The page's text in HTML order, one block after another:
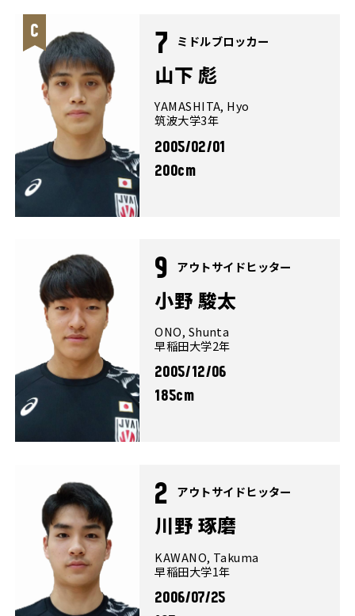
7 ミドルブロッカー
山下 彪
YAMASHITA, Hyo
筑波大学3年
2005/02/01
200cm
9 アウトサイドヒッター
小野 駿太
ONO, Shunta
早稲田大学2年
2005/12/06
185cm
2 アウトサイドヒッター
川野 琢磨
KAWANO, Takuma
早稲田大学1年
2006/07/25